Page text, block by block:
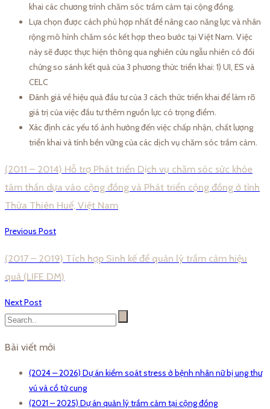
khai các chương trình chăm sóc trầm cảm tại cộng đồng.
Lựa chọn được cách phù hợp nhất để nâng cao năng lực và nhân
rộng mô hình chăm sóc kết hợp theo bước tại Việt Nam. Việc
này sẽ được thực hiện thông qua nghiên cứu ngẫu nhiên có đối
chứng so sánh kết quả của 3 phương thức triển khai: 1) UI, ES và
CELC
Đánh giá về hiệu quả đầu tư của 3 cách thức triển khai để làm rõ
giá trị của việc đầu tư thêm nguồn lực có trọng điểm.
Xác định các yếu tố ảnh hưởng đến việc chấp nhận, chất lượng
triển khai và tính bền vững của các dịch vụ chăm sóc trầm cảm.
(2011 – 2014) Hỗ trợ Phát triển Dịch vụ chăm sóc sức khỏe
tâm thần dựa vào cộng đồng và Phát triển cộng đồng ở tỉnh
Thừa Thiên Huế, Việt Nam
Previous Post
(2017 – 2019) Tích hợp Sinh kế để quản lý trầm cảm hiệu
quả (LIFE DM)
Next Post
Bài viết mới
(2024 – 2026) Dự án kiểm soát stress ở bệnh nhân nữ bị ung thư
vú và cổ tử cung
(2021 – 2025) Dự án quản lý trầm cảm tại cộng đồng